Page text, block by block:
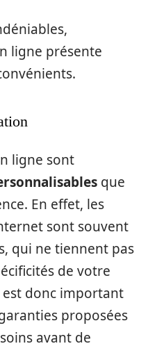
ligne présente
ligne sont
que
En effet, les
sont souvent
qui ne tiennent pas
de votre
donc important
proposées
avant de